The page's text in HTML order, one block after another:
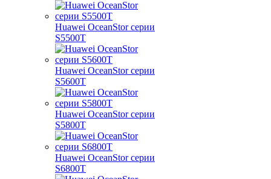
Huawei OceanStor серии
S5500T
Huawei OceanStor серии
S5600T
Huawei OceanStor серии
S5800T
Huawei OceanStor серии
S6800T